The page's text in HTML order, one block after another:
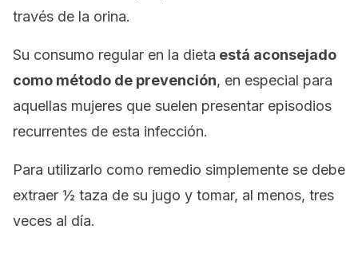
través de la orina.
Su consumo regular en la dieta está aconsejado
como método de prevención, en especial para
aquellas mujeres que suelen presentar episodios
recurrentes de esta infección.
Para utilizarlo como remedio simplemente se debe
extraer ½ taza de su jugo y tomar, al menos, tres
veces al día.